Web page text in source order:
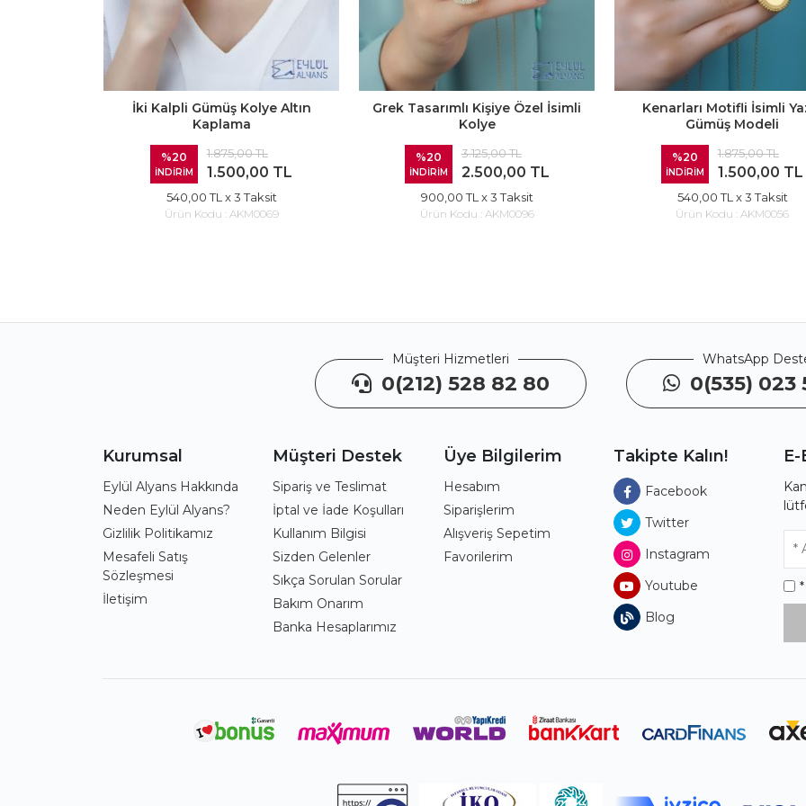
İki Kalpli Gümüş Kolye Altın
Kaplama
%20
İNDİRİM
1.875,00 TL
1.500,00 TL
540,00 TL x 3 Taksit
Ürün Kodu : AKM0069
Grek Tasarımlı Kişiye Özel İsimli
Kolye
%20
İNDİRİM
3.125,00 TL
2.500,00 TL
900,00 TL x 3 Taksit
Ürün Kodu : AKM0096
Kenarları Motifli İsimli
Gümüş Modeli
%20
İNDİRİM
1.875,00 TL
1.500,00 TL
540,00 TL x 3 Taksit
Ürün Kodu : AKM0056
Müşteri Hizmetleri
0(212) 528 82 80
WhatsApp
0(535) 023
Kurumsal
Eylül Alyans Hakkında
Neden Eylül Alyans?
Gizlilik Politikamız
Mesafeli Satış
Sözleşmesi
İletişim
Müşteri Destek
Sipariş ve Teslimat
İptal ve İade Koşulları
Kullanım Bilgisi
Sizden Gelenler
Sıkça Sorulan Sorular
Bakım Onarım
Banka Hesaplarımız
Üye Bilgilerim
Hesabım
Siparişlerim
Alışveriş Sepetim
Favorilerim
Takipte Kalın!
Facebook
Twitter
Instagram
Youtube
Blog